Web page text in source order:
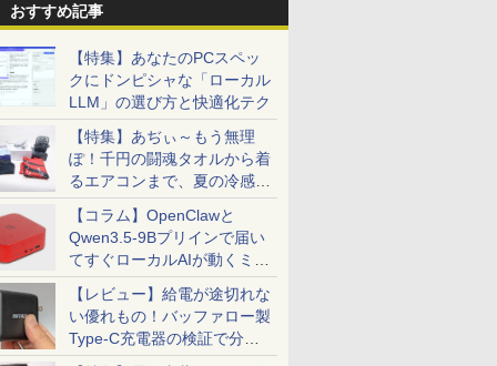
おすすめ記事
【特集】あなたのPCスペッ
クにドンピシャな「ローカル
LLM」の選び方と快適化テク
【特集】あぢぃ～もう無理
ぽ！千円の闘魂タオルから着
るエアコンまで、夏の冷感グ
ッズ一挙紹介
【コラム】OpenClawと
Qwen3.5-9Bプリインで届い
てすぐローカルAIが動くミニ
PC「SER9 Pro」
【レビュー】給電が途切れな
い優れもの！バッファロー製
Type-C充電器の検証で分か
ったこと